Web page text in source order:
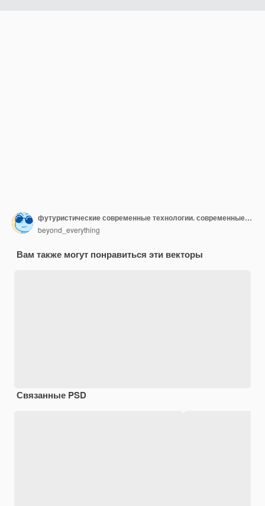
футуристические современные технологии. современные алфавитные шрифты
beyond_everything
Вам также могут понравиться эти векторы
Связанные PSD